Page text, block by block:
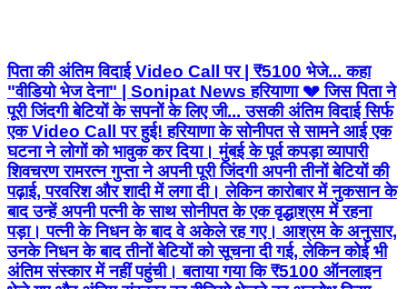
पिता की अंतिम विदाई Video Call पर | ₹5100 भेजे... कहा
"वीडियो भेज देना" | Sonipat News हरियाणा 💔 जिस पिता ने
पूरी जिंदगी बेटियों के सपनों के लिए जी... उसकी अंतिम विदाई सिर्फ
एक Video Call पर हुई! हरियाणा के सोनीपत से सामने आई एक
घटना ने लोगों को भावुक कर दिया। मुंबई के पूर्व कपड़ा व्यापारी
शिवचरण रामरत्न गुप्ता ने अपनी पूरी जिंदगी अपनी तीनों बेटियों की
पढ़ाई, परवरिश और शादी में लगा दी। लेकिन कारोबार में नुकसान के
बाद उन्हें अपनी पत्नी के साथ सोनीपत के एक वृद्धाश्रम में रहना
पड़ा। पत्नी के निधन के बाद वे अकेले रह गए। आश्रम के अनुसार,
उनके निधन के बाद तीनों बेटियों को सूचना दी गई, लेकिन कोई भी
अंतिम संस्कार में नहीं पहुंची। बताया गया कि ₹5100 ऑनलाइन